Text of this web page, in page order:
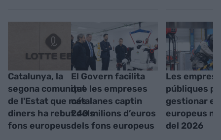
Catalunya, la
segona comunitat
de l'Estat que més
diners ha rebut dels
fons europeus
El Govern facilita
que les empreses
catalanes captin
240 milions d’euros
dels fons europeus
Les
públiques
gestionar
europeus
del 2026